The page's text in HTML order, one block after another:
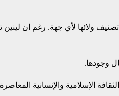
ولائها لأي جهة. رغم ان
وجودها.